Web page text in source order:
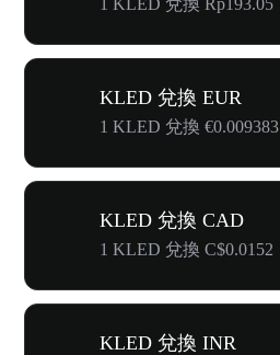
1 KLED 兌換 Rp193.05
KLED 兌換 EUR
1 KLED 兌換 €0.009383
KLED 兌換 CAD
1 KLED 兌換 C$0.0152
KLED 兌換 INR